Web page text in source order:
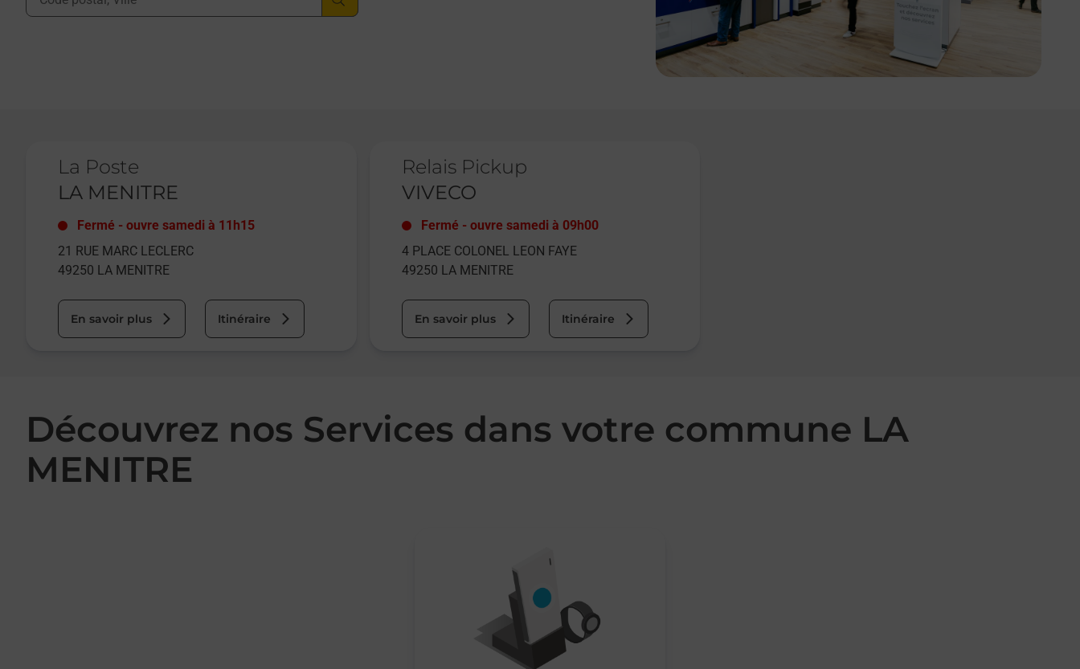
La Poste
LA MENITRE
Fermé - ouvre samedi à 11h15
21 RUE MARC LECLERC
49250 LA MENITRE
En savoir plus Itinéraire
Relais Pickup
VIVECO
Fermé - ouvre samedi à 09h00
4 PLACE COLONEL LEON FAYE
49250 LA MENITRE
En savoir plus Itinéraire
Découvrez nos Services dans votre commune LA
MENITRE